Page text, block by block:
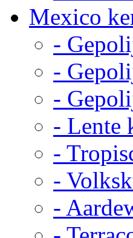
Mexico
-
-
-
- Lente
-
-
-